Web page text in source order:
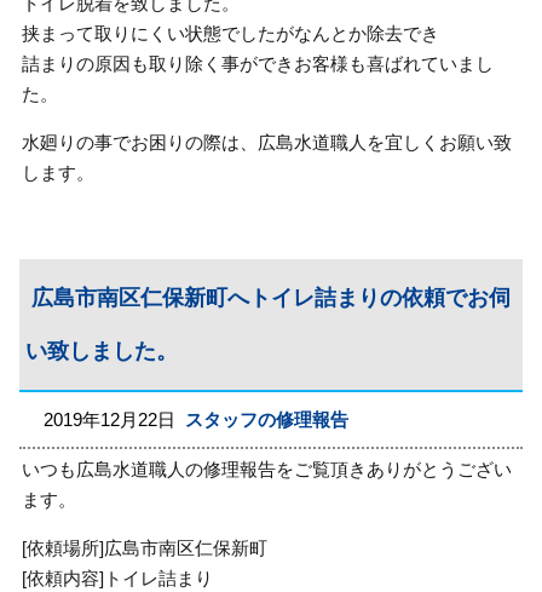
挟まって取りにくい状態でしたがなんとか除去でき
詰まりの原因も取り除く事ができお客様も喜ばれていまし
た。
水廻りの事でお困りの際は、広島水道職人を宜しくお願い致
します。
広島市南区仁保新町へトイレ詰まりの依頼でお伺
い致しました。
2019年12月22日 スタッフの修理報告
いつも広島水道職人の修理報告をご覧頂きありがとうござい
ます。
[依頼場所]広島市南区仁保新町
[依頼内容]トイレ詰まり